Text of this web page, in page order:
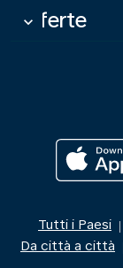
Offerte
keyboard_arrow_down
Tutti i Paesi |
Da città a città